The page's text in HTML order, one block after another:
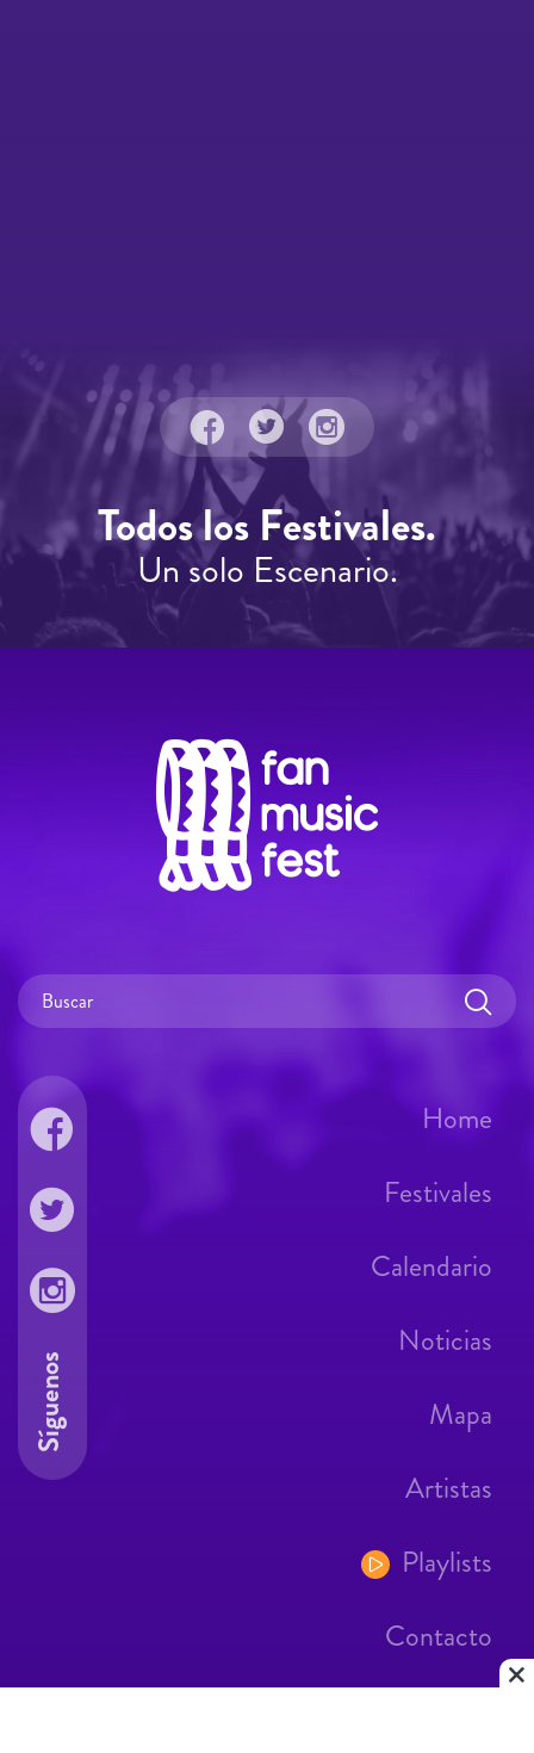
Todos los Festivales.
Un solo Escenario.
Home
Festivales
Calendario
Noticias
Mapa
Artistas
Playlists
Contacto
Síguenos